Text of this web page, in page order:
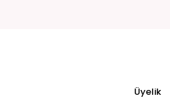
Üyelik